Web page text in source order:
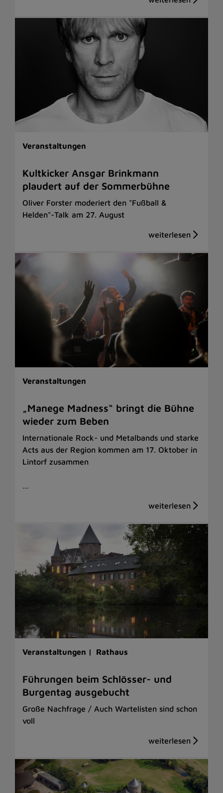
Veranstaltungen
Kultkicker Ansgar Brinkmann
plaudert auf der Sommerbühne
Oliver Forster moderiert den "Fußball &
Helden"-Talk am 27. August
Veranstaltungen
„Manege Madness“ bringt die Bühne
wieder zum Beben
Internationale Rock- und Metalbands und starke
Acts aus der Region kommen am 17. Oktober in
Lintorf zusammen
…
Veranstaltungen | Rathaus
Führungen beim Schlösser- und
Burgentag ausgebucht
Große Nachfrage / Auch Wartelisten sind schon
voll